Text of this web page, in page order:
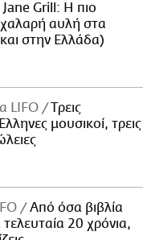
Grill: Η πιο
χαλαρή αυλή στα
στην Ελλάδα)
LIFO
Tρεις
μουσικοί, τρεις
Από όσα βιβλία
20 χρόνια,